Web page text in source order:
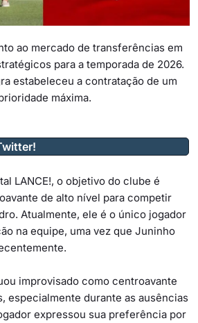
ao mercado de transferências em
para a temporada de 2026.
estabeleceu a contratação de um
máxima.
LANCE!, o objetivo do clube é
de alto nível para competir
Atualmente, ele é o único jogador
na equipe, uma vez que Juninho
improvisado como centroavante
especialmente durante as ausências
expressou sua preferência por